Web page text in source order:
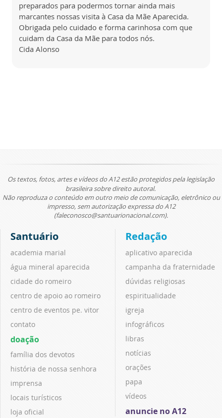
preparados para podermos tornar ainda mais
marcantes nossas visita à Casa da Mãe Aparecida.
Obrigada pelo cuidado e forma carinhosa com que
cuidam da Casa da Mãe para todos nós.
Cida Alonso
Os textos, fotos, artes e vídeos do A12 estão protegidos pela legislação
brasileira sobre direito autoral.
Não reproduza o conteúdo em outro meio de comunicação, eletrônico ou
impresso, sem autorização expressa do A12
(faleconosco@santuarionacional.com).
Santuário
academia marial
água mineral aparecida
cidade do romeiro
centro de apoio ao romeiro
centro de eventos pe. vitor
contato
doação
família dos devotos
história de nossa senhora
imprensa
locais turísticos
loja oficial
Redação
aplicativo aparecida
campanha da fraternidade
dúvidas religiosas
espiritualidade
igreja
infográficos
libras
notícias
orações
papa
vídeos
anuncie no A12